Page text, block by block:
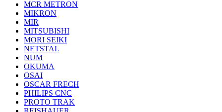
MCR METRON
MIKRON
MIR
MITSUBISHI
MORI SEIKI
NETSTAL
NUM
OKUMA
OSAI
OSCAR FRECH
PHILIPS CNC
PROTO TRAK